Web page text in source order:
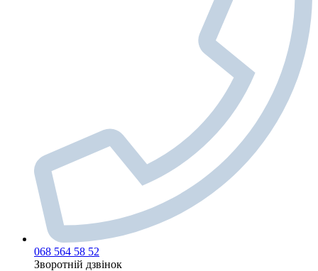
068 564 58 52
Зворотній дзвінок